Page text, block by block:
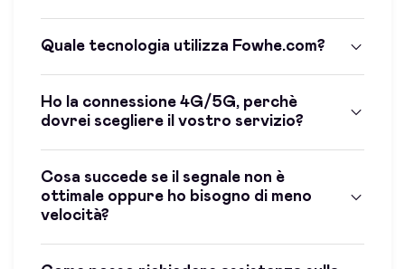
Quale tecnologia utilizza Fowhe.com?
Ho la connessione 4G/5G, perchè
dovrei scegliere il vostro servizio?
Cosa succede se il segnale non è
ottimale oppure ho bisogno di meno
velocità?